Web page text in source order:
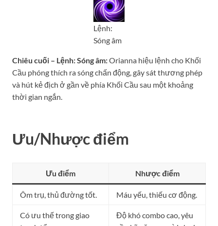
Lệnh:
Sóng âm
Chiêu cuối – Lệnh: Sóng âm:Orianna hiệu lệnh cho Khối
Cầu phóng thích ra sóng chấn động, gây sát thương phép
và hút kẻ địch ở gần về phía Khối Cầu sau một khoảng
thời gian ngắn.
Ưu/Nhược điểm
Ưu điểm Nhược điểm
Ôm trụ, thủ đường tốt. Máu yếu, thiếu cơ động.
Có ưu thế trong giao
Độ khó combo cao, yêu